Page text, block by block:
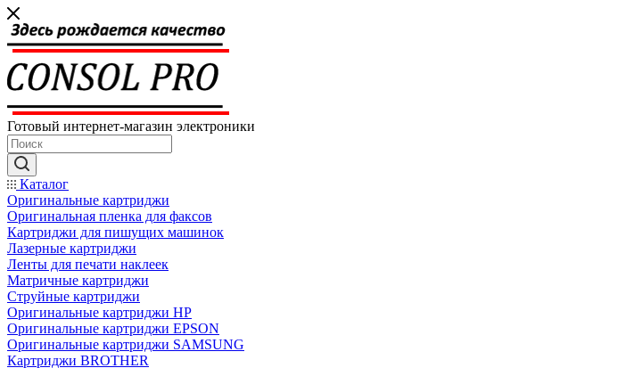
Готовый интернет-магазин электроники
Каталог
Оригинальные картриджи
Оригинальная пленка для факсов
Картриджи для пишущих машинок
Лазерные картриджи
Ленты для печати наклеек
Матричные картриджи
Струйные картриджи
Оригинальные картриджи HP
Оригинальные картриджи EPSON
Оригинальные картриджи SAMSUNG
Картриджи BROTHER